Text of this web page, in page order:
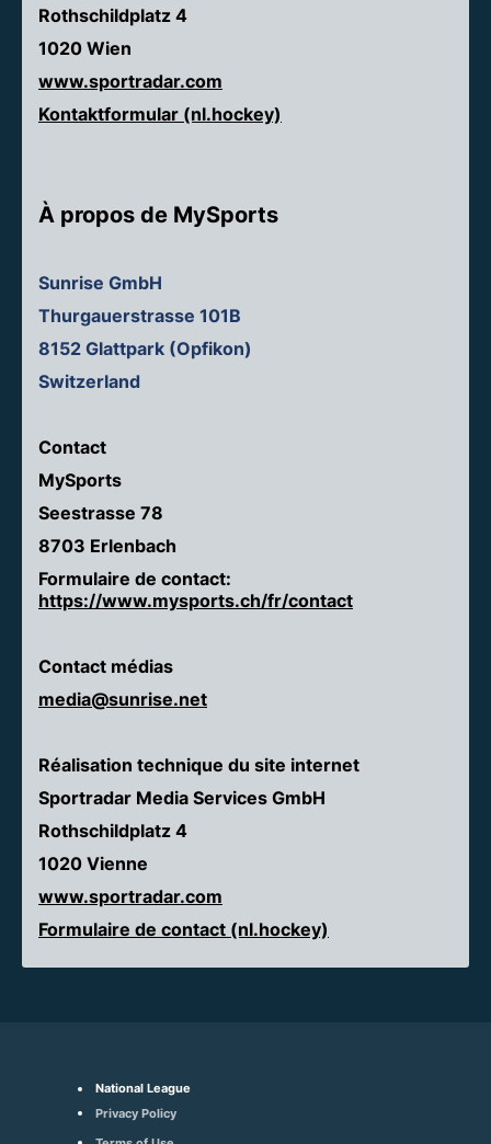
Rothschildplatz 4
1020 Wien
www.sportradar.com
Kontaktformular (nl.hockey)
À propos de MySports
Sunrise GmbH
Thurgauerstrasse 101B
8152 Glattpark (Opfikon)
Switzerland
Contact
MySports
Seestrasse 78
8703 Erlenbach
Formulaire de contact:
https://www.mysports.ch/fr/contact
Contact médias
media@sunrise.net
Réalisation technique du site internet
Sportradar Media Services GmbH
Rothschildplatz 4
1020 Vienne
www.sportradar.com
Formulaire de contact (nl.hockey)
National League
Privacy Policy